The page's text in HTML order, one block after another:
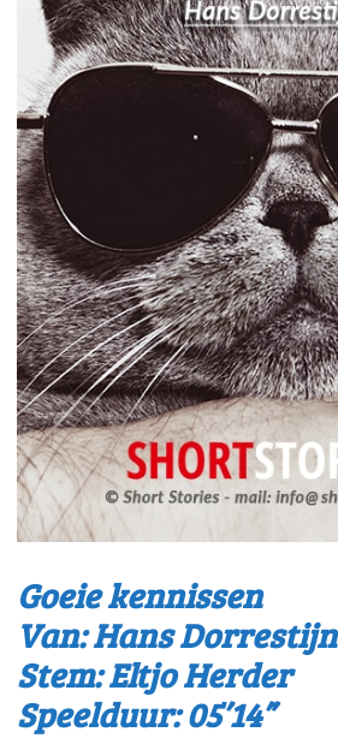
Goeie kennissen
Van: Hans Dorrestijn
Stem: Eltjo Herder
Speelduur: 05’14”